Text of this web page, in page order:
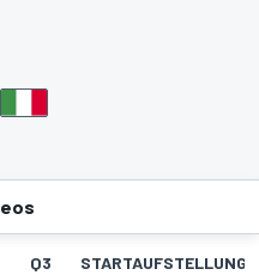
Q3 STARTAUFSTELLUNG